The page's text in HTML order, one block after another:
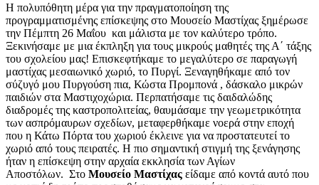
Η πολυπόθητη μέρα για την πραγματοποίηση της
προγραμματισμένης επίσκεψης στο Μουσείο Μαστίχας ξημέρωσε
την Πέμπτη 26 Μαΐου και μάλιστα με τον καλύτερο τρόπο.
Ξεκινήσαμε με μια έκπληξη για τους μικρούς μαθητές της Α΄ τάξης
του σχολείου μας! Επισκεφτήκαμε το μεγαλύτερο σε παραγωγή
μαστίχας μεσαιωνικό χωριό, το Πυργί. Ξεναγηθήκαμε από τον
σύζυγό μου Πυργούση πια, Κώστα Προμπονά , δάσκαλο μικρών
παιδιών στα Μαστιχοχώρια. Περπατήσαμε τις δαιδαλώδης
διαδρομές της καστροπολιτείας, θαυμάσαμε την γεωμετρικότητα
των ασπρόμαυρων σχεδίων, μεταφερθήκαμε νοερά στην εποχή
που η Κάτω Πόρτα του χωριού έκλεινε για να προστατευτεί το
χωριό από τους πειρατές. Η πιο σημαντική στιγμή της ξενάγησης
ήταν η επίσκεψη στην αρχαία εκκλησία των Αγίων
Αποστόλων. Στο Μουσείο Μαστίχας είδαμε από κοντά αυτό που